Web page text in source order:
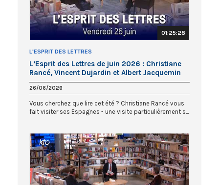
01:25:28
L'ESPRIT DES LETTRES
L’Esprit des Lettres de juin 2026 : Christiane
Rancé, Vincent Dujardin et Albert Jacquemin
26/06/2026
Vous cherchez que lire cet été ? Christiane Rancé vous
fait visiter ses Espagnes - une visite particulièrement s...